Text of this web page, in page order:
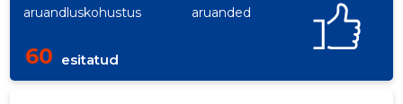
aruandluskohustus
aruanded
60 esitatud